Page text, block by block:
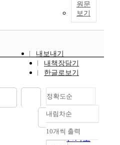
원문
보기
내보내기
내책장담기
한글로보기
정확도순
정확도
순
인기도
내림차순
내림차순
10개씩 출력